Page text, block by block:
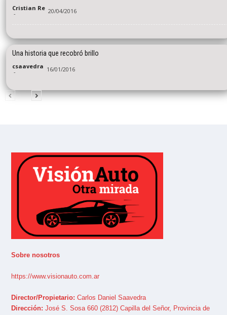
Cristian Re
- 20/04/2016
Una historia que recobró brillo
csaavedra
- 16/01/2016
Sobre nosotros
https://www.visionauto.com.ar
Director/Propietario: Carlos Daniel Saavedra
Dirección: José S. Sosa 660 (2812) Capilla del Señor, Provincia de